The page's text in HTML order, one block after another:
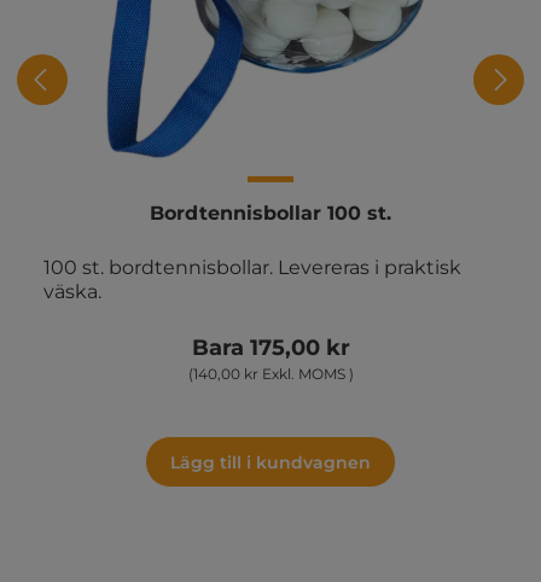
Bordtennisbollar 100 st.
100 st. bordtennisbollar. Levereras i praktisk
väska.
Bara 175,00 kr
(140,00 kr Exkl. MOMS )
Lägg till i kundvagnen